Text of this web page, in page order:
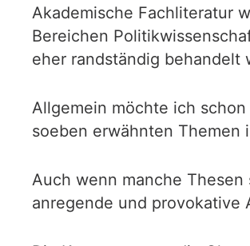
Akademische Fachliteratur
Bereichen
eher randständig behandelt
Allgemein möchte ich
soeben erwähnten
Auch wenn manche
anregende und provokative